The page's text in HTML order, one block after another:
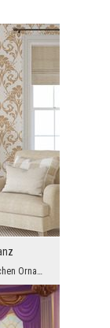
Ein dekoratives Muster, inspiriert von klassischen Ornamenten, schafft eine zeitlose Raumgestaltu...